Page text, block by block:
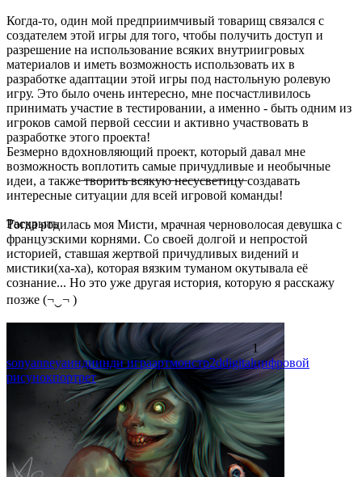
Когда-то, один мой предприимчивый товарищ связался с
создателем этой игры для того, чтобы получить доступ и
разрешение на использование всяких внутриигровых
материалов и иметь возможность использовать их в
разработке адаптации этой игры под настольную ролевую
игру. Это было очень интересно, мне посчастливилось
принимать участие в тестировании, а именно - быть одним из
игроков самой первой сессии и активно участвовать в
разработке этого проекта!
Безмерно вдохновляющий проект, который давал мне
возможность воплотить самые причудливые и необычные
идеи, а также ̶т̶в̶о̶р̶и̶т̶ь̶ ̶в̶с̶я̶к̶у̶ю̶ ̶н̶е̶с̶у̶с̶в̶е̶т̶и̶ц̶у̶ создавать
интересные ситуации для всей игровой команды!
Тогда родилась моя Мисти, мрачная черноволосая девушка с
французскими корнями. Со своей долгой и непростой
историей, ставшая жертвой причудливых видений и
мистики(ха-ха), которая вязким туманом окутывала её
сознание... Но это уже другая история, которую я расскажу
позже (¬‿¬ )
Раскрыть
1
sonyanneyaиндиинди играартмонстр2ddigitalцифровой
рисунокпортрет